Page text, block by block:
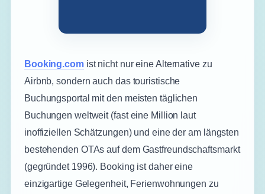
Booking.comist nicht nur eine Alternative zu
Airbnb, sondern auch das touristische
Buchungsportal mit den meisten täglichen
Buchungen weltweit (fast eine Million laut
inoffiziellen Schätzungen) und eine der am längsten
bestehenden OTAs auf dem Gastfreundschaftsmarkt
(gegründet 1996). Booking ist daher eine
einzigartige Gelegenheit, Ferienwohnungen zu